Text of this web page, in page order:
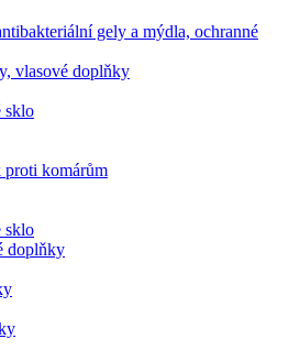
gely a mýdla, ochranné
vlasové doplňky
sklo
proti komárům
sklo
doplňky